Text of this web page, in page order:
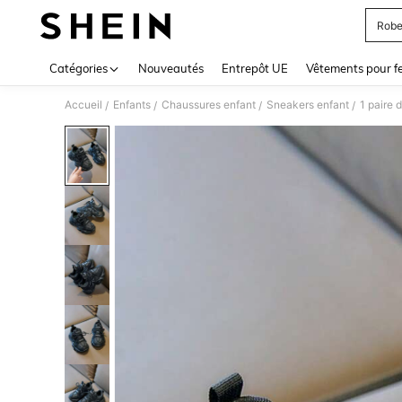
Catégories Nouveautés Entrepôt UE Vêtements pour
Accueil / Enfants / Chaussures enfant / Sneakers enfant /